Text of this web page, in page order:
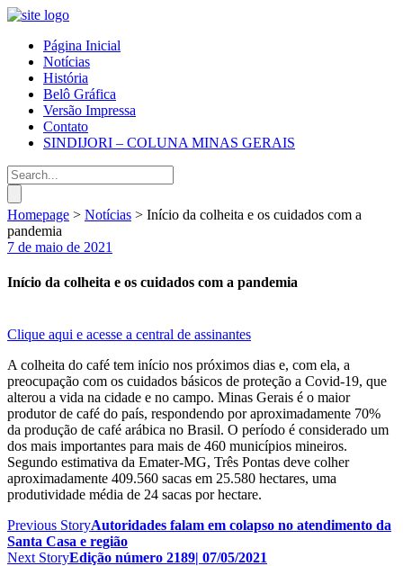
Página Inicial
Notícias
História
Belô Gráfica
Versão Impressa
Contato
SINDIJORI – COLUNA MINAS GERAIS
Homepage > Notícias > Início da colheita e os cuidados com a
pandemia
7 de maio de 2021
Início da colheita e os cuidados com a pandemia
Clique aqui e acesse a central de assinantes
A colheita do café tem início nos próximos dias e, com ela, a
preocupação com os cuidados básicos de proteção a Covid-19, que
alterou a vida na cidade e no campo. Minas Gerais é o maior
produtor de café do país, respondendo por aproximadamente 70%
da produção de café arábica no Brasil. O período é considerado um
dos mais importantes para mais de 460 municípios mineiros.
Segundo estimativa da Emater-MG, Três Pontas deve colher
aproximadamente 409.560 sacas em 25.580 hectares, uma
produtividade média de 24 sacas por hectare.
Previous StoryAutoridades falam em colapso no atendimento da
Santa Casa e região
Next StoryEdição número 2189| 07/05/2021